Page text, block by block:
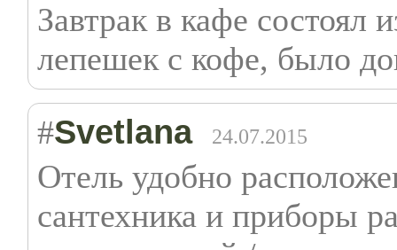
Завтрак в кафе состоял
лепешек с кофе, было
#Svetlana 24.07.2015
Отель удобно
сантехника и приборы